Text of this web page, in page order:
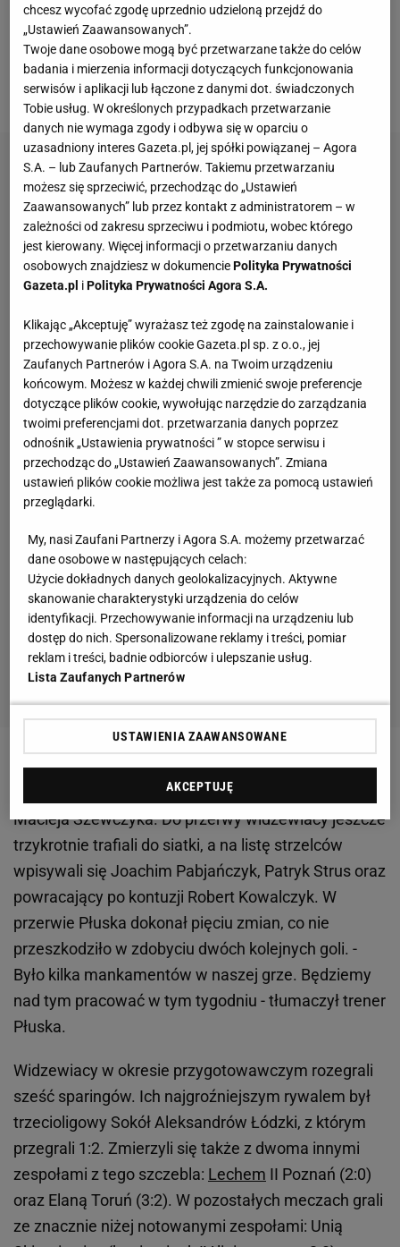
m.in. Adriana Budki, Princewilla Okachiego, Mariusza
Zawodzińskiego, Przemysława Rodaka, Piotra
Burskiego czy Kamila Tlagi, którzy dostali wolne po
zgrupowaniu w Wolborzu.
Widzew, nawet bez liderów, miał wielką przewagę.
Pierwszy gol padł w 20. minucie meczu po strzale
Macieja Szewczyka. Do przerwy widzewiacy jeszcze
trzykrotnie trafiali do siatki, a na listę strzelców
wpisywali się Joachim Pabjańczyk, Patryk Strus oraz
powracający po kontuzji Robert Kowalczyk. W
przerwie Płuska dokonał pięciu zmian, co nie
przeszkodziło w zdobyciu dwóch kolejnych goli. -
Było kilka mankamentów w naszej grze. Będziemy
nad tym pracować w tym tygodniu - tłumaczył trener
Płuska.
Widzewiacy w okresie przygotowawczym rozegrali
sześć sparingów. Ich najgroźniejszym rywalem był
trzecioligowy Sokół Aleksandrów Łódzki, z którym
przegrali 1:2. Zmierzyli się także z dwoma innymi
zespołami z tego szczebla: Lechem II Poznań (2:0)
oraz Elaną Toruń (3:2). W pozostałych meczach grali
ze znacznie niżej notowanymi zespołami: Unią
chcesz wycofać zgodę uprzednio udzieloną przejdź do
„Ustawień Zaawansowanych”.
Twoje dane osobowe mogą być przetwarzane także do celów
badania i mierzenia informacji dotyczących funkcjonowania
serwisów i aplikacji lub łączone z danymi dot. świadczonych
Tobie usług. W określonych przypadkach przetwarzanie
danych nie wymaga zgody i odbywa się w oparciu o
uzasadniony interes Gazeta.pl, jej spółki powiązanej – Agora
S.A. – lub Zaufanych Partnerów. Takiemu przetwarzaniu
możesz się sprzeciwić, przechodząc do „Ustawień
Zaawansowanych” lub przez kontakt z administratorem – w
zależności od zakresu sprzeciwu i podmiotu, wobec którego
jest kierowany. Więcej informacji o przetwarzaniu danych
osobowych znajdziesz w dokumenciePolityka Prywatności
Gazeta.pl iPolityka Prywatności Agora S.A.
Klikając „Akceptuję” wyrażasz też zgodę na zainstalowanie i
przechowywanie plików cookie Gazeta.pl sp. z o.o., jej
Zaufanych Partnerów i Agora S.A. na Twoim urządzeniu
końcowym. Możesz w każdej chwili zmienić swoje preferencje
dotyczące plików cookie, wywołując narzędzie do zarządzania
twoimi preferencjami dot. przetwarzania danych poprzez
odnośnik „Ustawienia prywatności ” w stopce serwisu i
przechodząc do „Ustawień Zaawansowanych”. Zmiana
ustawień plików cookie możliwa jest także za pomocą ustawień
przeglądarki.
My, nasi Zaufani Partnerzy i Agora S.A. możemy przetwarzać
dane osobowe w następujących celach:
Użycie dokładnych danych geolokalizacyjnych. Aktywne
skanowanie charakterystyki urządzenia do celów
identyfikacji. Przechowywanie informacji na urządzeniu lub
dostęp do nich. Spersonalizowane reklamy i treści, pomiar
reklam i treści, badnie odbiorców i ulepszanie usług.
Lista Zaufanych Partnerów
USTAWIENIA ZAAWANSOWANE
AKCEPTUJĘ